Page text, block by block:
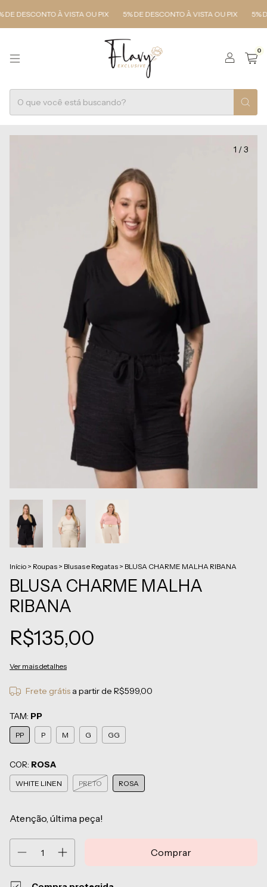
DESCONTO À VISTA OU PIX 5% DE DESCONTO À VISTA OU PIX 5%
0
1 /3
Início > Roupas > Blusas e Regatas > BLUSA CHARME MALHA RIBANA
BLUSA CHARME MALHA
RIBANA
R$135,00
Ver mais detalhes
Frete grátis a partir de R$599,00
TAM: PP
PP P M G GG
COR: ROSA
WHITE LINEN PRETO ROSA
Atenção, última peça!